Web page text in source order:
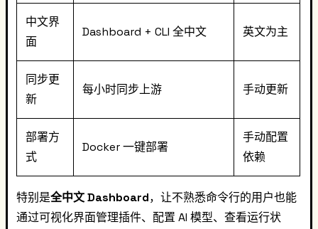
中文界
面
Dashboard + CLI 全中文 英文为主
同步更
新
每小时同步上游 手动更新
部署方
式
Docker 一键部署
手动配置
依赖
特别是全中文 Dashboard，让不熟悉命令行的用户也能
通过可视化界面管理插件、配置 AI 模型、查看运行状